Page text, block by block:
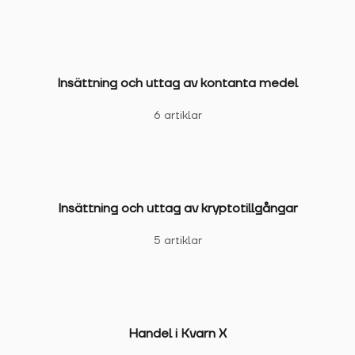
Insättning och uttag av kontanta medel
6 artiklar
Insättning och uttag av kryptotillgångar
5 artiklar
Handel i Kvarn X